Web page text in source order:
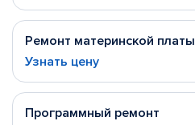
Ремонт материнской платы
Узнать цену
Программный ремонт